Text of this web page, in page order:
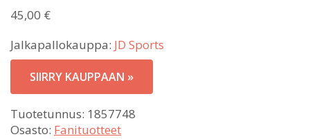
45,00 €
Jalkapallokauppa: JD Sports
SIIRRY KAUPPAAN »
Tuotetunnus: 1857748
Osasto: Fanituotteet